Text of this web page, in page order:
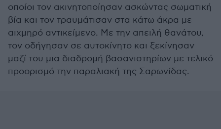
οποίοι τον ακινητοποίησαν ασκώντας σωματική
βία και τον τραυμάτισαν στα κάτω άκρα με
αιχμηρό αντικείμενο. Με την απειλή θανάτου,
τον οδήγησαν σε αυτοκίνητο και ξεκίνησαν
μαζί του μια διαδρομή βασανιστηρίων με τελικό
προορισμό την παραλιακή της Σαρωνίδας.